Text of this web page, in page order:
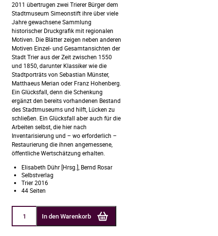
2011 übertrugen zwei Trierer Bürger dem
Stadtmuseum Simeonstift ihre über viele
Jahre gewachsene Sammlung
historischer Druckgrafik mit regionalen
Motiven. Die Blätter zeigen neben anderen
Motiven Einzel- und Gesamtansichten der
Stadt Trier aus der Zeit zwischen 1550
und 1850, darunter Klassiker wie die
Stadtporträts von Sebastian Münster,
Matthaeus Merian oder Franz Hohenberg.
Ein Glücksfall, denn die Schenkung
ergänzt den bereits vorhandenen Bestand
des Stadtmuseums und hilft, Lücken zu
schließen. Ein Glücksfall aber auch für die
Arbeiten selbst, die hier nach
Inventarisierung und – wo erforderlich –
Restaurierung die ihnen angemessene,
öffentliche Wertschätzung erhalten.
Elisabeth Dühr [Hrsg.], Bernd Rosar
Selbstverlag
Trier 2016
44 Seiten
Ansichtssache
Trier.
Druckgrafiken
In den Warenkorb